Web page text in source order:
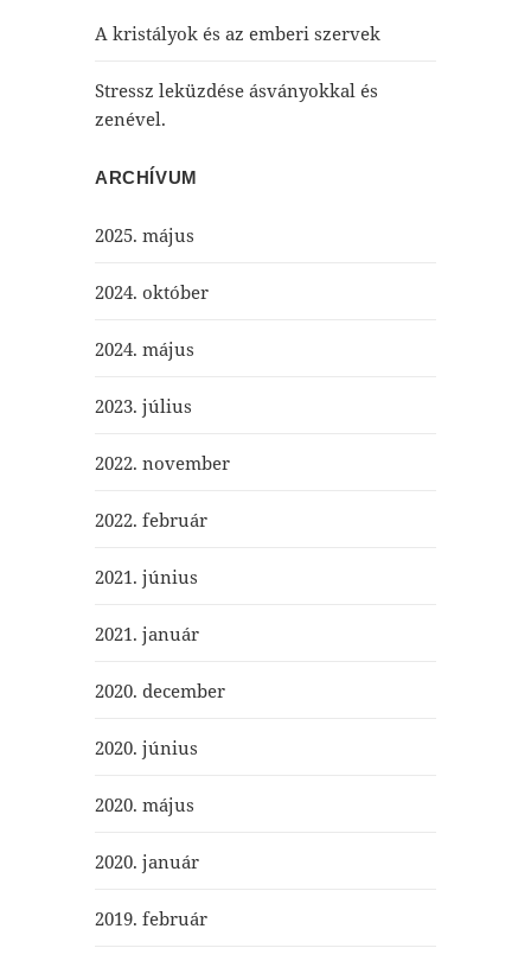
A kristályok és az emberi szervek
Stressz leküzdése ásványokkal és
zenével.
ARCHÍVUM
2025. május
2024. október
2024. május
2023. július
2022. november
2022. február
2021. június
2021. január
2020. december
2020. június
2020. május
2020. január
2019. február